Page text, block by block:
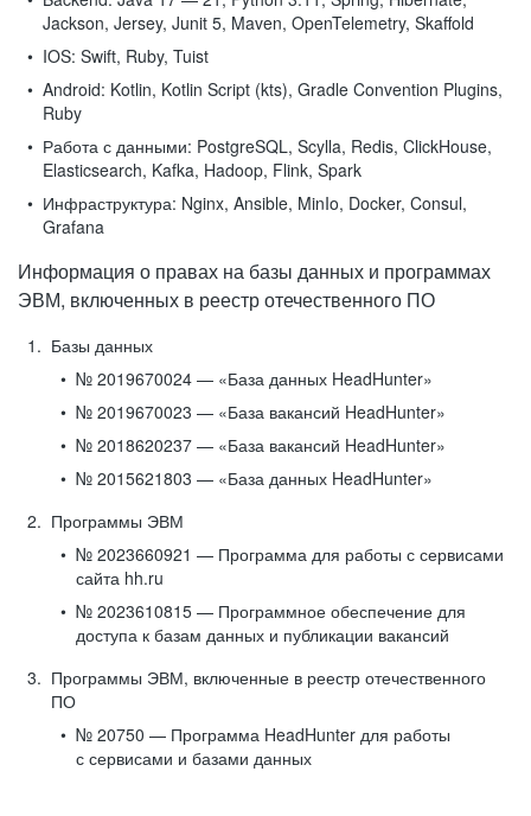
Jackson, Jersey, Junit 5, Maven, OpenTelemetry, Skaffold
IOS: Swift, Ruby, Tuist
Android: Kotlin, Kotlin Script (kts), Gradle Convention Plugins,
Ruby
Работа с данными: PostgreSQL, Scylla, Redis, ClickHouse,
Elasticsearch, Kafka, Hadoop, Flink, Spark
Инфраструктура: Nginx, Ansible, MinIo, Docker, Consul,
Grafana
Информация о правах на базы данных и программах
ЭВМ, включенных в реестр отечественного ПО
Базы данных
№ 2019670024 — «База данных HeadHunter»
№ 2019670023 — «База вакансий HeadHunter»
№ 2018620237 — «База вакансий HeadHunter»
№ 2015621803 — «База данных HeadHunter»
Программы ЭВМ
№ 2023660921 — Программа для работы с сервисами
сайта hh.ru
№ 2023610815 — Программное обеспечение для
доступа к базам данных и публикации вакансий
Программы ЭВМ, включенные в реестр отечественного
ПО
№ 20750 — Программа HeadHunter для работы
с сервисами и базами данных